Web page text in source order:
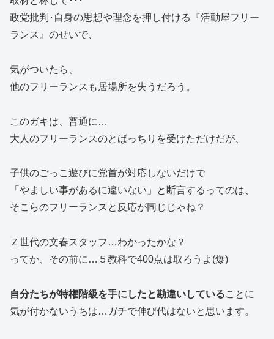
政党批判･自身の思想や理念を押し付ける『活動屋フリー
ランス』のせいで、
気がついたら、
他のフリーランスも居場所を失うだろう。
このガキは、普通に…
大人のフリーランスのとばっちりを受けただけだが、
子供のごっこ遊びに党首が対応しないだけで
「やましい事があるに違いない」と断言するってのは、
そこらのフリーランスと反応が同じじゃね？
Ｚ世代の文春スタッフ…わかったかな？
ってか、その前に…５教科で400点は取ろうよ(爆)
自分たちが特権階級を手にしたと勘違いしていることに
気が付かないうちは…ガチで伸び代はないと思います。